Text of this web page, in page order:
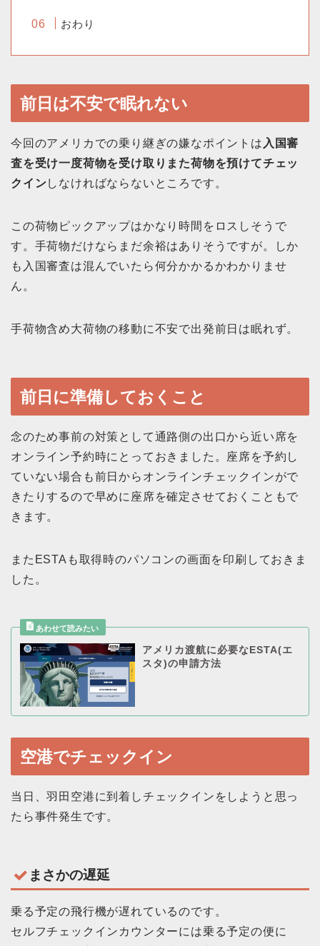
おわり
前日は不安で眠れない
今回のアメリカでの乗り継ぎの嫌なポイントは 入国審
査を受け一度荷物を受け取りまた荷物を預けてチェッ
クインしなければならないところです。
この荷物ピックアップはかなり時間をロスしそうで
す。手荷物だけならまだ余裕はありそうですが。しか
も入国審査は混んでいたら何分かかるかわかりませ
ん。
手荷物含め大荷物の移動に不安で出発前日は眠れず。
前日に準備しておくこと
念のため事前の対策として通路側の出口から近い席を
オンライン予約時にとっておきました。座席を予約し
ていない場合も前日からオンラインチェックインがで
きたりするので早めに座席を確定させておくこともで
きます。
またESTAも取得時のパソコンの画面を印刷しておきま
した。
アメリカ渡航に必要なESTA(エ
スタ)の申請方法
空港でチェックイン
当日、羽田空港に到着しチェックインをしようと思っ
たら事件発生です。
まさかの遅延
乗る予定の飛行機が遅れているのです。
セルフチェックインカウンターには乗る予定の便に